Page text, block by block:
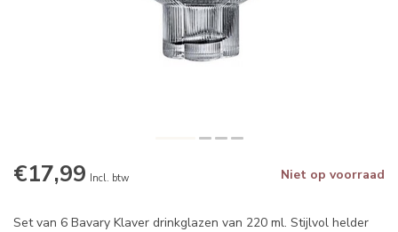
€17,99 Incl. btw Niet op voorraad
Set van 6 Bavary Klaver drinkglazen van 220 ml. Stijlvol helder